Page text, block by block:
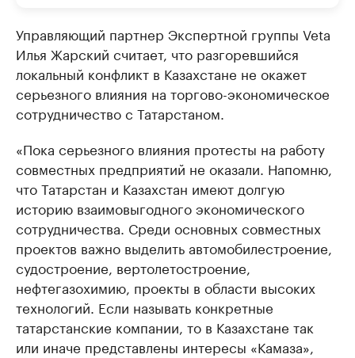
Управляющий партнер Экспертной группы Veta
Илья Жарский считает, что разгоревшийся
локальный конфликт в Казахстане не окажет
серьезного влияния на торгово-экономическое
сотрудничество с Татарстаном.
«Пока серьезного влияния протесты на работу
совместных предприятий не оказали. Напомню,
что Татарстан и Казахстан имеют долгую
историю взаимовыгодного экономического
сотрудничества. Среди основных совместных
проектов важно выделить автомобилестроение,
судостроение, вертолетостроение,
нефтегазохимию, проекты в области высоких
технологий. Если называть конкретные
татарстанские компании, то в Казахстане так
или иначе представлены интересы «Камаза»,